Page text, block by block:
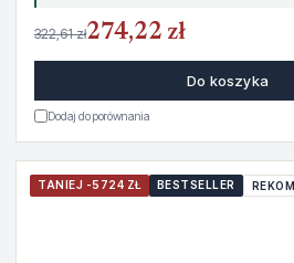
322,61 zł274,22 zł
Do koszyka
Dodaj do porównania
TANIEJ -5724 ZŁ BESTSELLER